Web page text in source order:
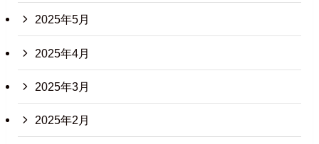
2025年5月
2025年4月
2025年3月
2025年2月